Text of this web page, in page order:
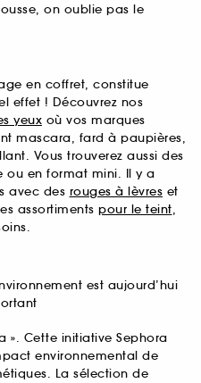
on oublie pas le
en coffret, constitue
effet ! Découvrez nos
yeux où vos marques
mascara, fard à paupières,
Vous trouverez aussi des
ou en format mini. Il y a
avec des rouges à lèvres et
assortiments pour le teint,
est aujourd’hui
». Cette initiative Sephora
environnemental de
La sélection de